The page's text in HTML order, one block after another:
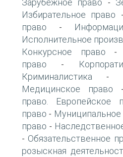
Зарубежное право -
Избирательное право
право -
Исполнительное
Конкурсное право -
право -
Криминалистика -
Медицинское право
право. Европейское
право - Муниципальное
право -
- Обязательственное
розыскная